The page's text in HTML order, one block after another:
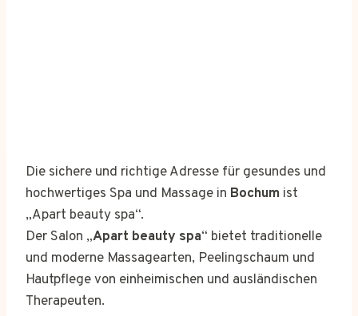
Die sichere und richtige Adresse für gesundes und
hochwertiges Spa und Massage in Bochum ist
„Apart beauty spa“.
Der Salon „Apart beauty spa“ bietet traditionelle
und moderne Massagearten, Peelingschaum und
Hautpflege von einheimischen und ausländischen
Therapeuten.